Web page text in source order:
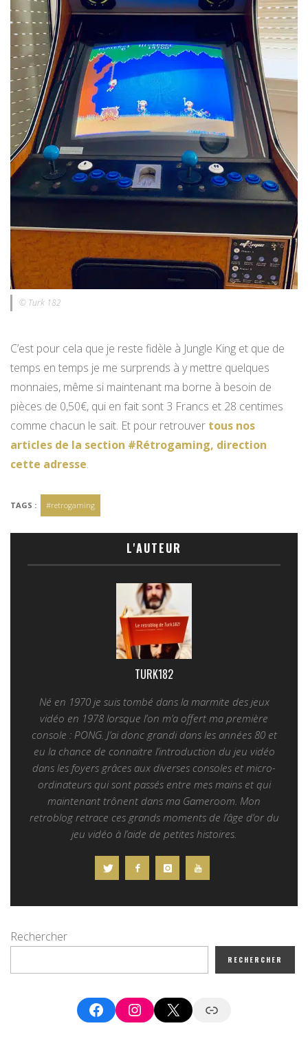
© Turk 182
C’est pour cela que je reste fidèle à Jungle King et que de
temps en temps je me surprends à y mettre quelques
monnaies, même si maintenant ma borne à besoin de
pièces de 0,50€, qui en fait sont 3 Francs et 28 centimes
comme chacun le sait. Et pour retrouver tous nos
articles de la section #Rétrogaming, direction
cette adresse.
TAGS : #retrogaming
L'AUTEUR
TURK182
Né en 1970 je suis tombé dans la marmite des jeux
vidéo en 1978 lorsque l’on m’a offert ma première
console : PONG. J’ai donc grandi dans les années 80 et
eu la chance de connaitre l’introduction du jeu vidéo
dans les foyers grâces aux diverses consoles et micro-
ordinateurs qui sont passés entre mes mains et qui
maintenant trônent dans ma Gameroom. Mon
retroblog retrace ces grands moments de l’âge d’or du
jeu vidéo à l’aide de petites histoires.
Rechercher
RECHERCHER
FacebookInstagram
X Google News